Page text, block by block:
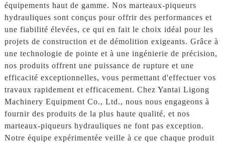
équipements haut de gamme. Nos marteaux-piqueurs
hydrauliques sont conçus pour offrir des performances et
une fiabilité élevées, ce qui en fait le choix idéal pour les
projets de construction et de démolition exigeants. Grâce à
une technologie de pointe et à une ingénierie de précision,
nos produits offrent une puissance de rupture et une
efficacité exceptionnelles, vous permettant d'effectuer vos
travaux rapidement et efficacement. Chez Yantai Ligong
Machinery Equipment Co., Ltd., nous nous engageons à
fournir des produits de la plus haute qualité, et nos
marteaux-piqueurs hydrauliques ne font pas exception.
Notre équipe expérimentée veille à ce que chaque produit